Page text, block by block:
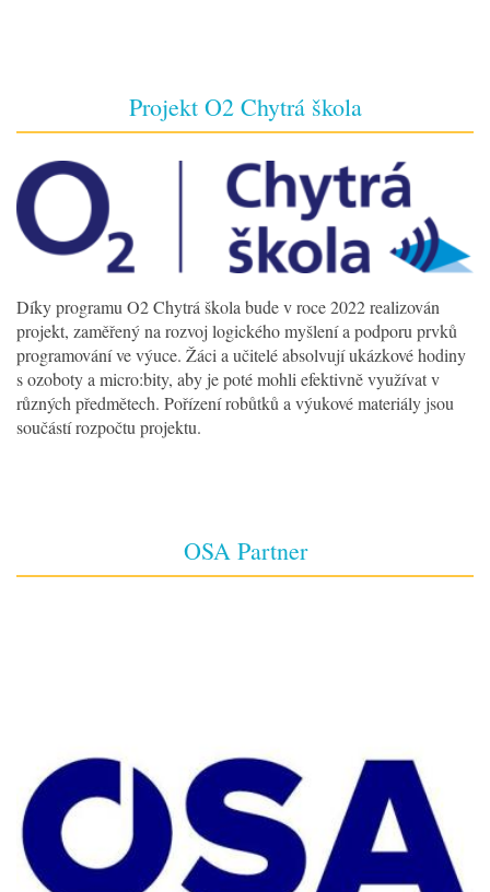
Projekt O2 Chytrá škola
Díky programu O2 Chytrá škola bude v roce 2022 realizován
projekt, zaměřený na rozvoj logického myšlení a podporu prvků
programování ve výuce. Žáci a učitelé absolvují ukázkové hodiny
s ozoboty a micro:bity, aby je poté mohli efektivně využívat v
různých předmětech. Pořízení robůtků a výukové materiály jsou
součástí rozpočtu projektu.
OSA Partner